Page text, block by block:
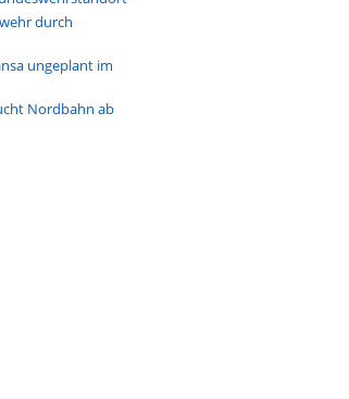
durch
ungeplant im
Nordbahn ab